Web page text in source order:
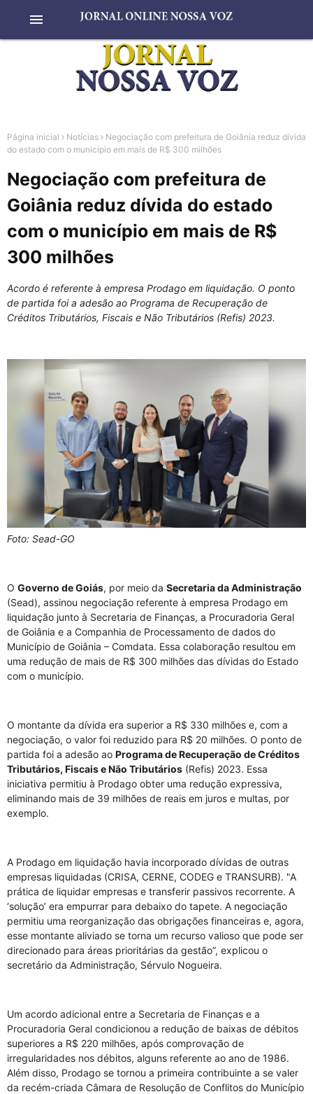
menu
Página inicial Notícias
Negociação com prefeitura de Goiânia reduz dívida
do estado com o município em mais de R$ 300 milhões
Negociação com prefeitura de
Goiânia reduz dívida do estado
com o município em mais de R$
300 milhões
Acordo é referente à empresa Prodago em liquidação. O ponto
de partida foi a adesão ao Programa de Recuperação de
Créditos Tributários, Fiscais e Não Tributários (Refis) 2023.
Foto: Sead-GO
O Governo de Goiás, por meio da Secretaria da Administração
(Sead), assinou negociação referente à empresa Prodago em
liquidação junto à Secretaria de Finanças, a Procuradoria Geral
de Goiânia e a Companhia de Processamento de dados do
Município de Goiânia – Comdata. Essa colaboração resultou em
uma redução de mais de R$ 300 milhões das dívidas do Estado
com o município.
O montante da dívida era superior a R$ 330 milhões e, com a
negociação, o valor foi reduzido para R$ 20 milhões. O ponto de
partida foi a adesão ao Programa de Recuperação de Créditos
Tributários, Fiscais e Não Tributários (Refis) 2023. Essa
iniciativa permitiu à Prodago obter uma redução expressiva,
eliminando mais de 39 milhões de reais em juros e multas, por
exemplo.
A Prodago em liquidação havia incorporado dívidas de outras
empresas liquidadas (CRISA, CERNE, CODEG e TRANSURB). "A
prática de liquidar empresas e transferir passivos recorrente. A
‘solução’ era empurrar para debaixo do tapete. A negociação
permitiu uma reorganização das obrigações financeiras e, agora,
esse montante aliviado se torna um recurso valioso que pode ser
direcionado para áreas prioritárias da gestão”, explicou o
secretário da Administração, Sérvulo Nogueira.
Um acordo adicional entre a Secretaria de Finanças e a
Procuradoria Geral condicionou a redução de baixas de débitos
superiores a R$ 220 milhões, após comprovação de
irregularidades nos débitos, alguns referente ao ano de 1986.
Além disso, Prodago se tornou a primeira contribuinte a se valer
da recém-criada Câmara de Resolução de Conflitos do Município